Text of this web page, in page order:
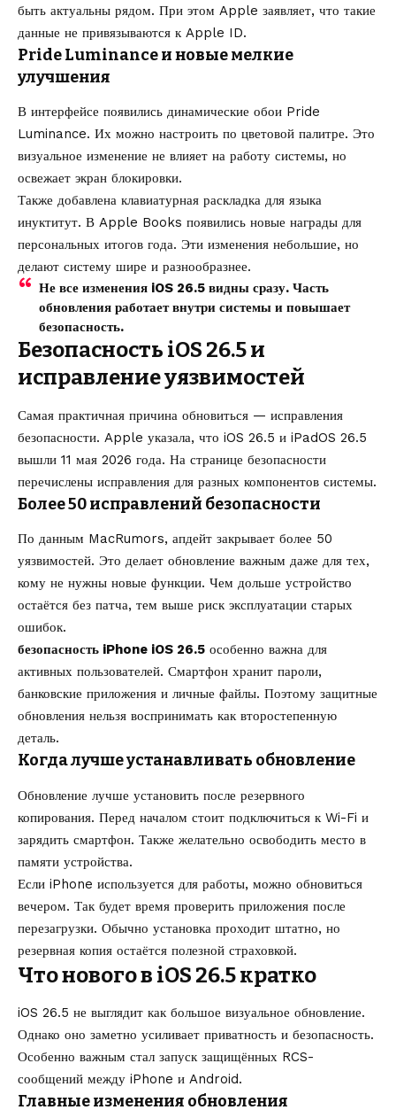
быть актуальны рядом. При этом Apple заявляет, что такие
данные не привязываются к Apple ID.
Pride Luminance и новые мелкие
улучшения
В интерфейсе появились динамические обои Pride
Luminance. Их можно настроить по цветовой палитре. Это
визуальное изменение не влияет на работу системы, но
освежает экран блокировки.
Также добавлена клавиатурная раскладка для языка
инуктитут. В Apple Books появились новые награды для
персональных итогов года. Эти изменения небольшие, но
делают систему шире и разнообразнее.
Не все изменения iOS 26.5 видны сразу. Часть
обновления работает внутри системы и повышает
безопасность.
Безопасность iOS 26.5 и
исправление уязвимостей
Самая практичная причина обновиться — исправления
безопасности. Apple указала, что iOS 26.5 и iPadOS 26.5
вышли 11 мая 2026 года. На странице безопасности
перечислены исправления для разных компонентов системы.
Более 50 исправлений безопасности
По данным MacRumors, апдейт закрывает более 50
уязвимостей. Это делает обновление важным даже для тех,
кому не нужны новые функции. Чем дольше устройство
остаётся без патча, тем выше риск эксплуатации старых
ошибок.
безопасность iPhone iOS 26.5 особенно важна для
активных пользователей. Смартфон хранит пароли,
банковские приложения и личные файлы. Поэтому защитные
обновления нельзя воспринимать как второстепенную
деталь.
Когда лучше устанавливать обновление
Обновление лучше установить после резервного
копирования. Перед началом стоит подключиться к Wi-Fi и
зарядить смартфон. Также желательно освободить место в
памяти устройства.
Если iPhone используется для работы, можно обновиться
вечером. Так будет время проверить приложения после
перезагрузки. Обычно установка проходит штатно, но
резервная копия остаётся полезной страховкой.
Что нового в iOS 26.5 кратко
iOS 26.5 не выглядит как большое визуальное обновление.
Однако оно заметно усиливает приватность и безопасность.
Особенно важным стал запуск защищённых RCS-
сообщений между iPhone и Android.
Главные изменения обновления